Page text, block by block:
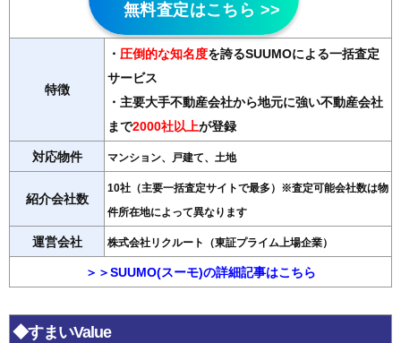
無料査定はこちら >>
特徴
・ 圧倒的な知名度を誇るSUUMOによる一括査定
サービス
・主要大手不動産会社から地元に強い不動産会社
まで2000社以上が登録
対応物件 マンション、戸建て、土地
紹介会社数
10社（主要一括査定サイトで最多）※査定可能会社数は物
件所在地によって異なります
運営会社 株式会社リクルート（東証プライム上場企業）
＞＞SUUMO(スーモ)の詳細記事はこちら
◆すまいValue